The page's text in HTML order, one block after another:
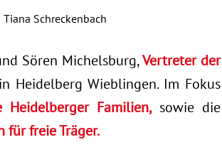
Tiana Schreckenbach
Sören Michelsburg,Vertreter der
in Heidelberg Wieblingen. Im Fokus
Familien,sowie die
für freie Träger.